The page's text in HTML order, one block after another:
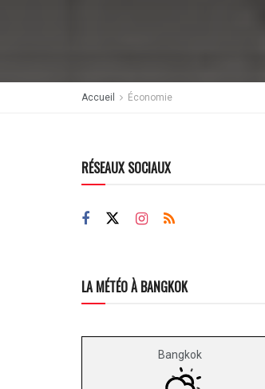
Accueil Économie
RÉSEAUX SOCIAUX
LA MÉTÉO À BANGKOK
Bangkok